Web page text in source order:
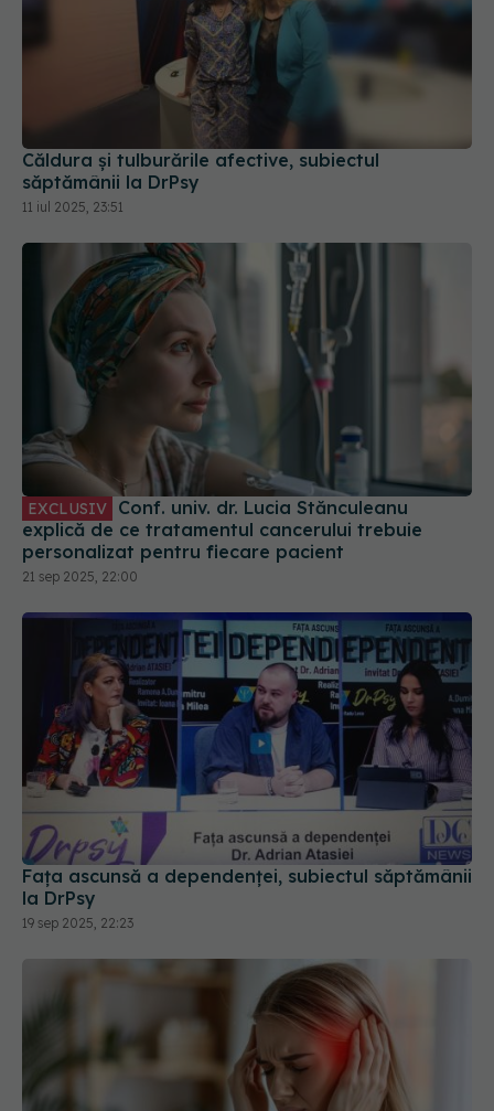
Căldura și tulburările afective, subiectul
săptămânii la DrPsy
11 iul 2025, 23:51
EXCLUSIV
explică de ce tratamentul cancerului trebuie
personalizat pentru fiecare pacient
21 sep 2025, 22:00
Fața ascunsă a dependenței, subiectul săptămânii
la DrPsy
19 sep 2025, 22:23